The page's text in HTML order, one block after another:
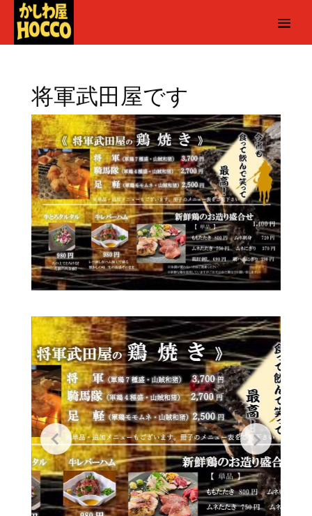
将軍武田屋です